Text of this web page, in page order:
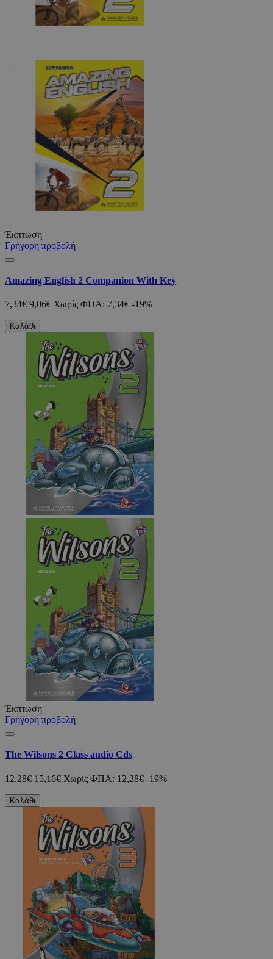
Έκπτωση
Γρήγορη προβολή
Amazing English 2 Companion With Key
7,34€ 9,06€ Χωρίς ΦΠΑ: 7,34€ -19%
Καλάθι
Έκπτωση
Γρήγορη προβολή
The Wilsons 2 Class audio Cds
12,28€ 15,16€ Χωρίς ΦΠΑ: 12,28€ -19%
Καλάθι